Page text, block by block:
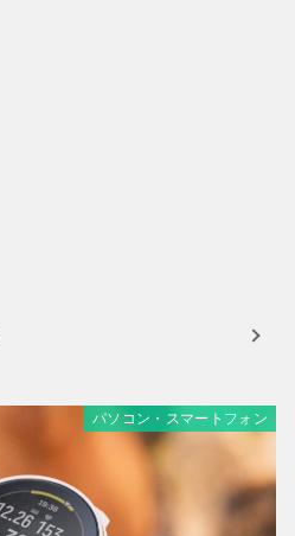
パソコン・スマートフォン